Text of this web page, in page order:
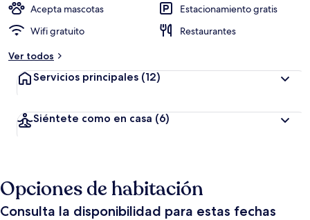
Acepta mascotas
Estacionamiento gratis
Wifi gratuito
Restaurantes
Ver todos
Servicios principales (12)
Siéntete como en casa (6)
Opciones de habitación
Consulta la disponibilidad para estas fechas